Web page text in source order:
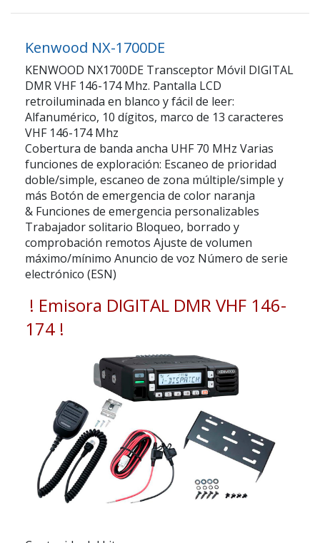
Kenwood NX-1700DE
KENWOOD NX1700DE Transceptor Móvil DIGITAL
DMR VHF 146-174 Mhz. Pantalla LCD
retroiluminada en blanco y fácil de leer:
Alfanumérico, 10 dígitos, marco de 13 caracteres
VHF 146-174 Mhz
Cobertura de banda ancha UHF 70 MHz Varias
funciones de exploración: Escaneo de prioridad
doble/simple, escaneo de zona múltiple/simple y
más Botón de emergencia de color naranja
& Funciones de emergencia personalizables
Trabajador solitario Bloqueo, borrado y
comprobación remotos Ajuste de volumen
máximo/mínimo Anuncio de voz Número de serie
electrónico (ESN)
! Emisora DIGITAL DMR VHF 146-
174 !